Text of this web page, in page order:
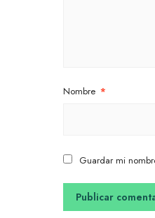
Nombre *
Guardar mi